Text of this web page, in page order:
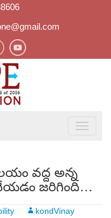
వద్ద అన్న
జరిగింది…
kondVinay